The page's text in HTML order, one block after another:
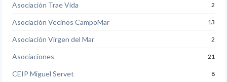
Asociación Trae Vida 2
Asociación Vecinos CampoMar 13
Asociación Virgen del Mar 2
Asociaciones 21
CEIP Miguel Servet 8